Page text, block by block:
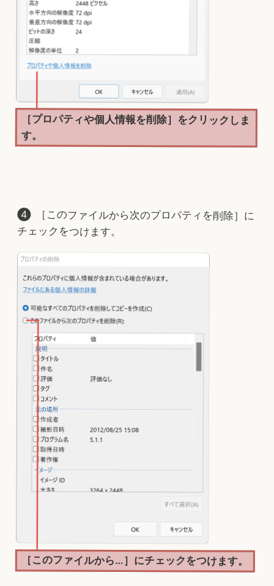
［プロパティや個人情報を削除］をクリックしま
す。
［このファイルから次のプロパティを削除］に
チェックをつけます。
［このファイルから…］にチェックをつけます。